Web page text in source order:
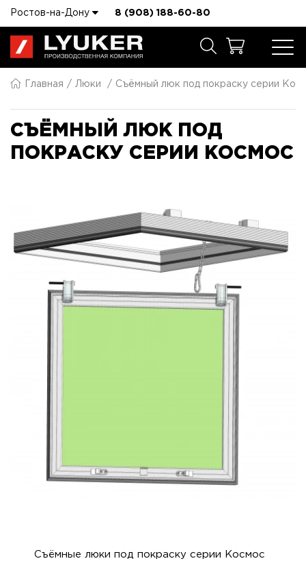
Ростов-на-Дону 8 (908) 188-60-80
Главная Люки Съёмный люк под покраску серии
СЪЁМНЫЙ ЛЮК ПОД
ПОКРАСКУ СЕРИИ КОСМОС
Съёмные люки под покраску серии Космос